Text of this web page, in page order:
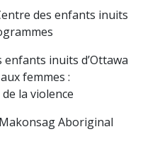
des enfants inuits
enfants inuits d’Ottawa
femmes :
la violence
Aboriginal